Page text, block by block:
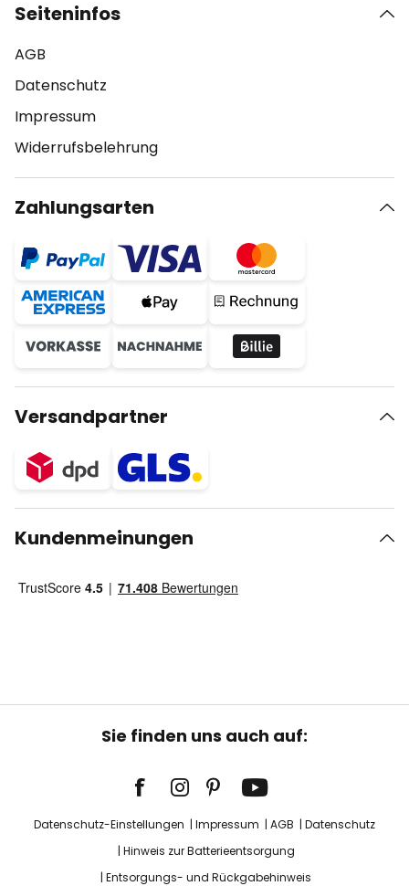
Seiteninfos
AGB
Datenschutz
Impressum
Widerrufsbelehrung
Zahlungsarten
Versandpartner
Kundenmeinungen
Sie finden uns auch auf:
Datenschutz-Einstellungen Impressum AGB
Datenschutz
Hinweis zur Batterieentsorgung
Entsorgungs- und Rückgabehinweis